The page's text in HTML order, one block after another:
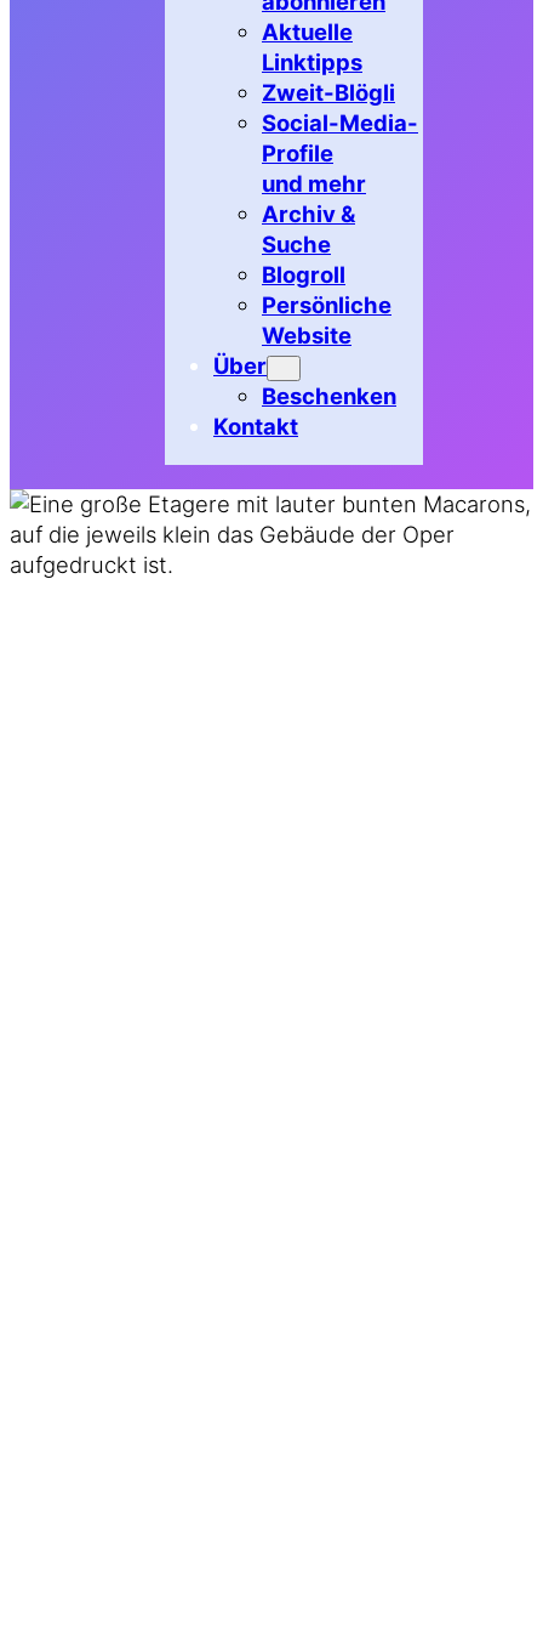
Aktuelle
Linktipps
Zweit-Blögli
Social-Media-
Profile
und mehr
Archiv &
Suche
Blogroll
Persönliche
Website
Über
Beschenken
Kontakt